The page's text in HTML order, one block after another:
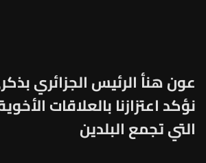
عون هنأ الرئيس الجزائري
نؤكد اعتزازنا بالعلاقات
التي تجمع البلدين